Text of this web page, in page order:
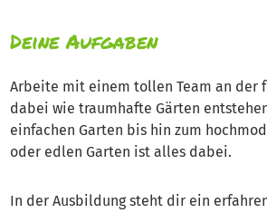
Deine Aufgaben
Arbeite mit einem tollen Team an der
dabei wie traumhafte Gärten
einfachen Garten bis hin zum
oder edlen Garten ist alles dabei.
In der Ausbildung steht dir ein